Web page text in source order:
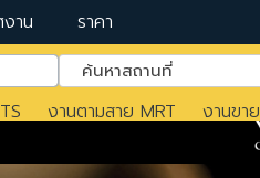
าน ราคา
ค้นหาสถานที่
งานตามสาย MRT งานขาย